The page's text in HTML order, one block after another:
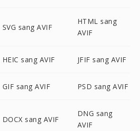
SVG sang AVIF
HTML sang
AVIF
HEIC sang AVIF JFIF sang AVIF
GIF sang AVIF PSD sang AVIF
DOCX sang AVIF
DNG sang
AVIF